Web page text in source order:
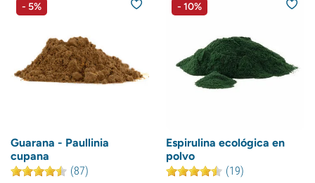
- 5%
Guarana - Paullinia
cupana
(87)
- 10%
Espirulina ecológica en
polvo
(19)